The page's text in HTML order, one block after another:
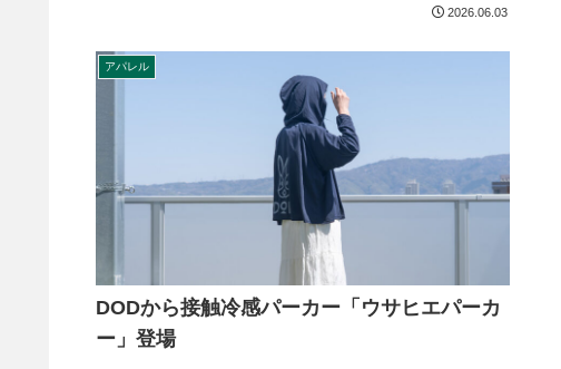
2026.06.03
アパレル
DODから接触冷感パーカー「ウサヒエパーカ
ー」登場